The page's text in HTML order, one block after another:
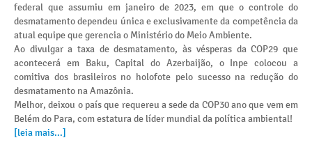
federal que assumiu em janeiro de 2023, em que o controle do
desmatamento dependeu única e exclusivamente da competência da
atual equipe que gerencia o Ministério do Meio Ambiente.
Ao divulgar a taxa de desmatamento, às vésperas da COP29 que
acontecerá em Baku, Capital do Azerbaijão, o Inpe colocou a
comitiva dos brasileiros no holofote pelo sucesso na redução do
desmatamento na Amazônia.
Melhor, deixou o país que requereu a sede da COP30 ano que vem em
Belém do Para, com estatura de líder mundial da política ambiental!
[leia mais...]